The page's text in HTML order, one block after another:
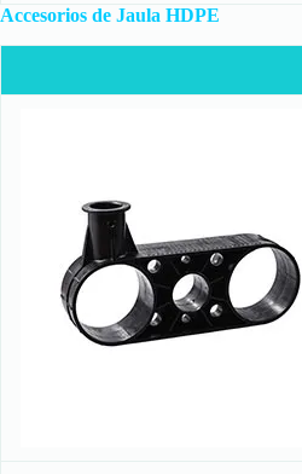
Accesorios de Jaula HDPE